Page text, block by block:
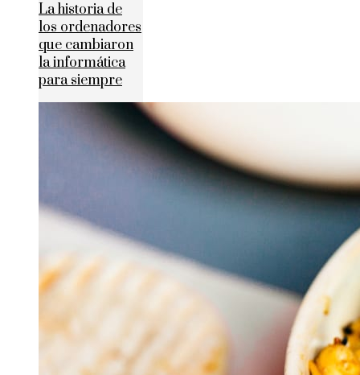
La historia de
los ordenadores
que cambiaron
la informática
para siempre